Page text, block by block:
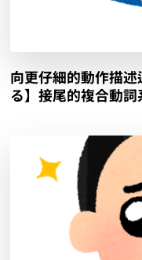
向更仔細的動作描
る】接尾的複合動詞